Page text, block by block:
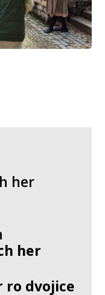
her
her
ro dvojice